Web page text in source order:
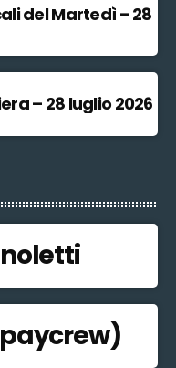
del Martedì – 28
– 28 luglio 2026